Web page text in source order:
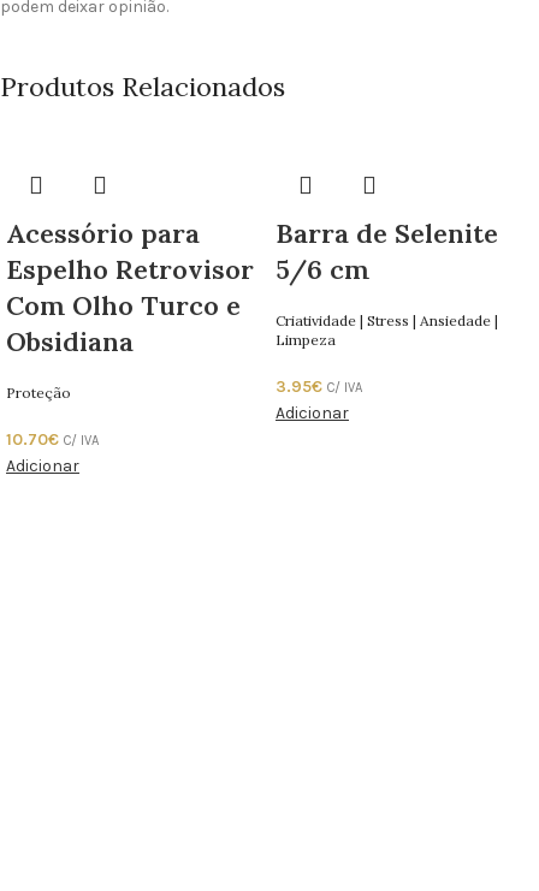
podem deixar opinião.
Produtos Relacionados
Acessório para
Espelho Retrovisor
Com Olho Turco e
Obsidiana
Proteção
10.70€ C/ IVA
Adicionar
Barra de Selenite
5/6 cm
Criatividade | Stress | Ansiedade |
Limpeza
3.95€ C/ IVA
Adicionar